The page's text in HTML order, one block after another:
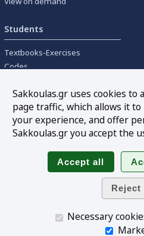
Students
Textbooks-Exercises
Codes
Tools
Online interest calculation
Follow
Sakkoulas.gr uses cookies to
page traffic, which allows it
your experience, and offer
Sakkoulas.gr you accept the
Necessary